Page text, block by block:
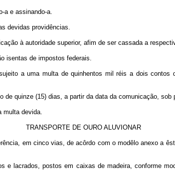
a e assinando-a.
devidas providências.
à autoridade superior, afim de ser cassada a
isentas de impostos federais.
a uma multa de quinhentos mil réis a dois
quinze (15) dias, a partir da data da comunicação,
multa devida.
TRANSPORTE DE OURO ALUVIONAR
em cinco vias, de acôrdo com o modêlo anexo a
e lacrados, postos em caixas de madeira, conforme